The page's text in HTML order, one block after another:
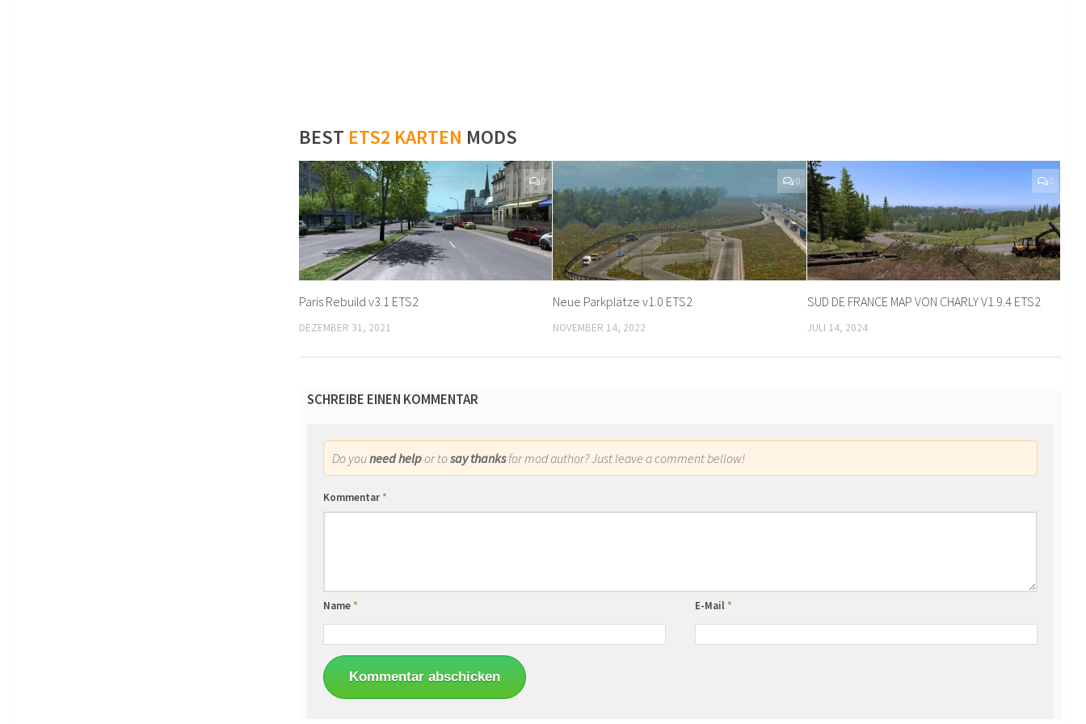
BEST ETS2 KARTEN MODS
0
Paris Rebuild v3.1 ETS2
DEZEMBER 31, 2021
0
Neue Parkplätze v1.0 ETS2
NOVEMBER 14, 2022
0
SUD DE FRANCE MAP VON CHARLY V1.9.4 ETS2
JULI 14, 2024
SCHREIBE EINEN KOMMENTAR
Do youneed helpor tosay thanksfor mod author? Just leave a comment bellow!
Kommentar*
Name* E-Mail*